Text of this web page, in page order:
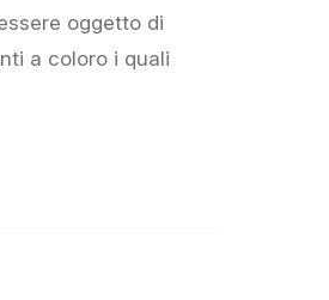
oggetto di
a coloro i quali